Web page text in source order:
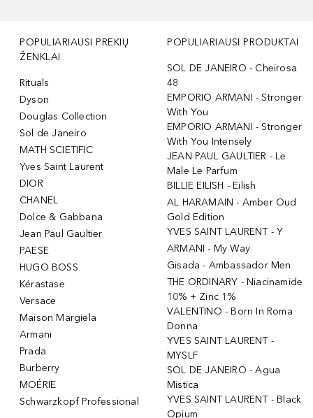
POPULIARIAUSI PREKIŲ
ŽENKLAI
Rituals
Dyson
Douglas Collection
Sol de Janeiro
MATH SCIETIFIC
Yves Saint Laurent
DIOR
CHANEL
Dolce & Gabbana
Jean Paul Gaultier
PAESE
HUGO BOSS
Kérastase
Versace
Maison Margiela
Armani
Prada
Burberry
MOÉRIE
Schwarzkopf Professional
POPULIARIAUSI PRODUKTAI
SOL DE JANEIRO - Cheirosa
48
EMPORIO ARMANI - Stronger
With You
EMPORIO ARMANI - Stronger
With You Intensely
JEAN PAUL GAULTIER - Le
Male Le Parfum
BILLIE EILISH - Eilish
AL HARAMAIN - Amber Oud
Gold Edition
YVES SAINT LAURENT - Y
ARMANI - My Way
Gisada - Ambassador Men
THE ORDINARY - Niacinamide
10% + Zinc 1%
VALENTINO - Born In Roma
Donna
YVES SAINT LAURENT -
MYSLF
SOL DE JANEIRO - Agua
Mistica
YVES SAINT LAURENT - Black
Opium